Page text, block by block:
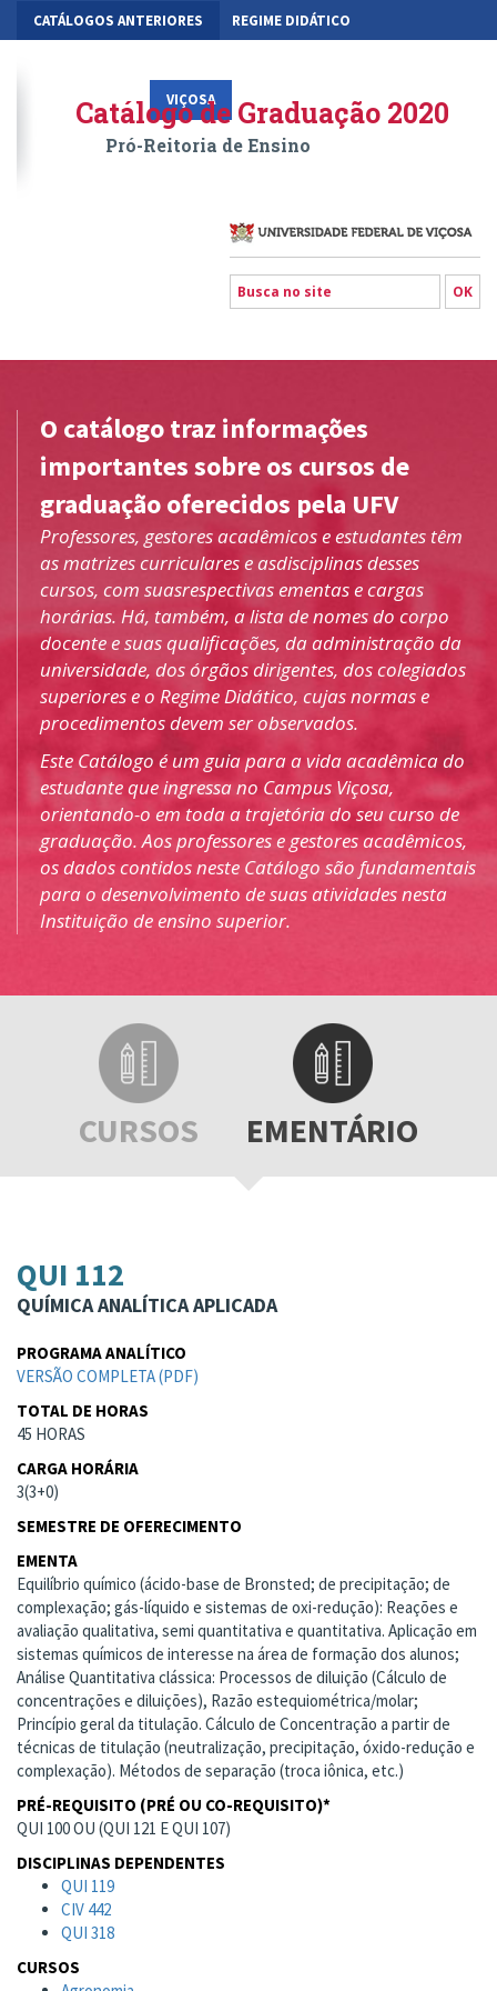
CATÁLOGOS ANTERIORES REGIME DIDÁTICO
VIÇOSA RIO PARANAÍBA FLORESTAL
Catálogo de Graduação 2020
Pró-Reitoria de Ensino
O catálogo traz informações
importantes sobre os cursos de
graduação oferecidos pela UFV
Professores, gestores acadêmicos e estudantes têm
as matrizes curriculares e asdisciplinas desses
cursos, com suasrespectivas ementas e cargas
horárias. Há, também, a lista de nomes do corpo
docente e suas qualificações, da administração da
universidade, dos órgãos dirigentes, dos colegiados
superiores e o Regime Didático, cujas normas e
procedimentos devem ser observados.
Este Catálogo é um guia para a vida acadêmica do
estudante que ingressa no Campus Viçosa,
orientando-o em toda a trajetória do seu curso de
graduação. Aos professores e gestores acadêmicos,
os dados contidos neste Catálogo são fundamentais
para o desenvolvimento de suas atividades nesta
Instituição de ensino superior.
CURSOS EMENTÁRIO
QUI 112
QUÍMICA ANALÍTICA APLICADA
PROGRAMA ANALÍTICO
VERSÃO COMPLETA (PDF)
TOTAL DE HORAS
45 HORAS
CARGA HORÁRIA
3(3+0)
SEMESTRE DE OFERECIMENTO
EMENTA
Equilíbrio químico (ácido-base de Bronsted; de precipitação; de
complexação; gás-líquido e sistemas de oxi-redução): Reações e
avaliação qualitativa, semi quantitativa e quantitativa. Aplicação em
sistemas químicos de interesse na área de formação dos alunos;
Análise Quantitativa clássica: Processos de diluição (Cálculo de
concentrações e diluições), Razão estequiométrica/molar;
Princípio geral da titulação. Cálculo de Concentração a partir de
técnicas de titulação (neutralização, precipitação, óxido-redução e
complexação). Métodos de separação (troca iônica, etc.)
PRÉ-REQUISITO (PRÉ OU CO-REQUISITO)*
QUI 100 OU (QUI 121 E QUI 107)
DISCIPLINAS DEPENDENTES
QUI 119
CIV 442
QUI 318
CURSOS